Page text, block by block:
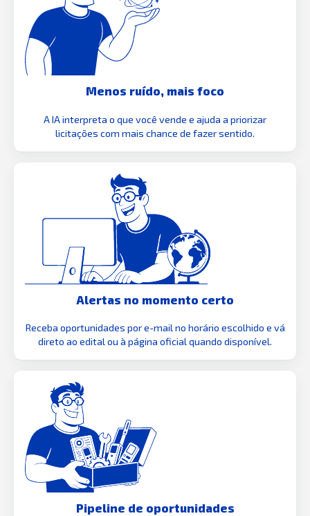
Menos ruído, mais foco
A IA interpreta o que você vende e ajuda a priorizar
licitações com mais chance de fazer sentido.
Alertas no momento certo
Receba oportunidades por e-mail no horário escolhido e vá
direto ao edital ou à página oficial quando disponível.
Pipeline de oportunidades